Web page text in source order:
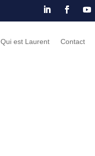
Qui est Laurent Contact